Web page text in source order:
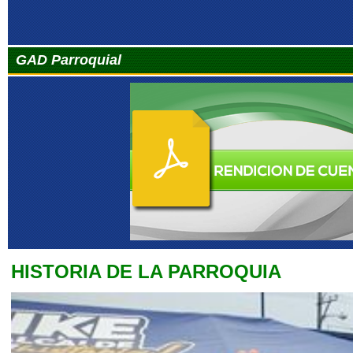
GAD Parroquial
HISTORIA DE LA PARROQUIA